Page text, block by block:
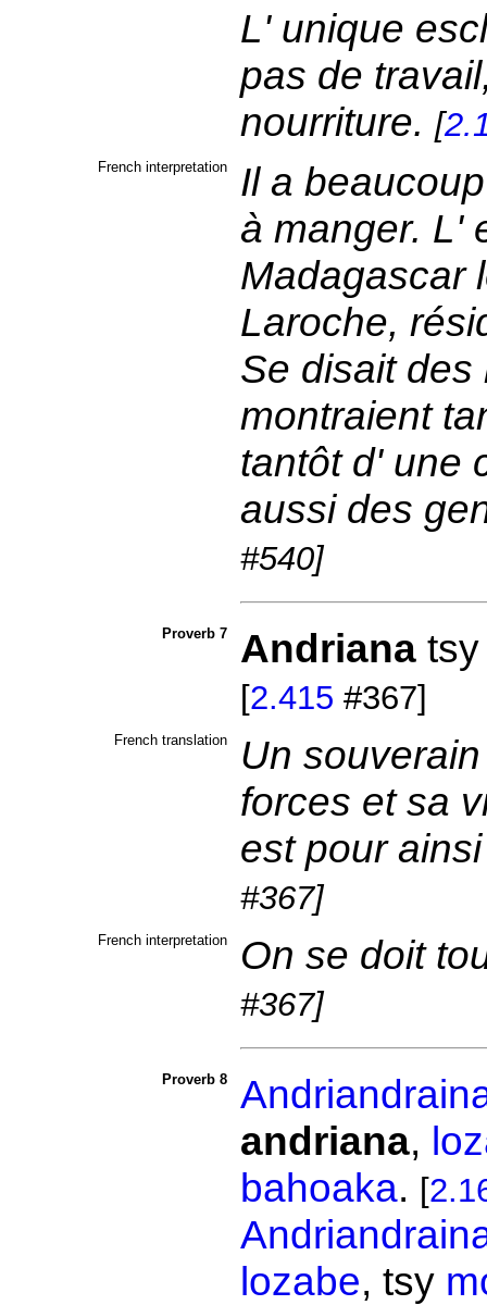
L' unique
pas de
nourriture. [
French interpretation
Il a
à manger. L'
Madagascar
Laroche,
Se disait
montraient
tantôt d' une
aussi des
#540]
Proverb 7 Andriana
[2.415 #367]
French translation
Un
forces et sa
est pour
#367]
French interpretation On se doit
#367]
Proverb 8
andriana,
bahoaka. [
lozabe, tsy